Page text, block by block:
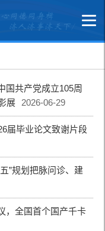
国共产党成立105周
展
2026-06-29
届毕业论文致谢片段
”规划把脉问诊、建
，全国首个国产千卡